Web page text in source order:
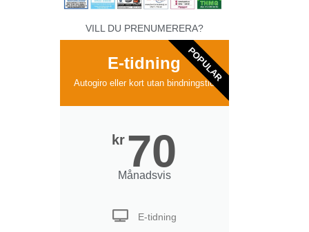
VILL DU PRENUMERERA?
E-tidning
Autogiro eller kort utan bindningstid
kr 70
Månadsvis
E-tidning
POPULAR